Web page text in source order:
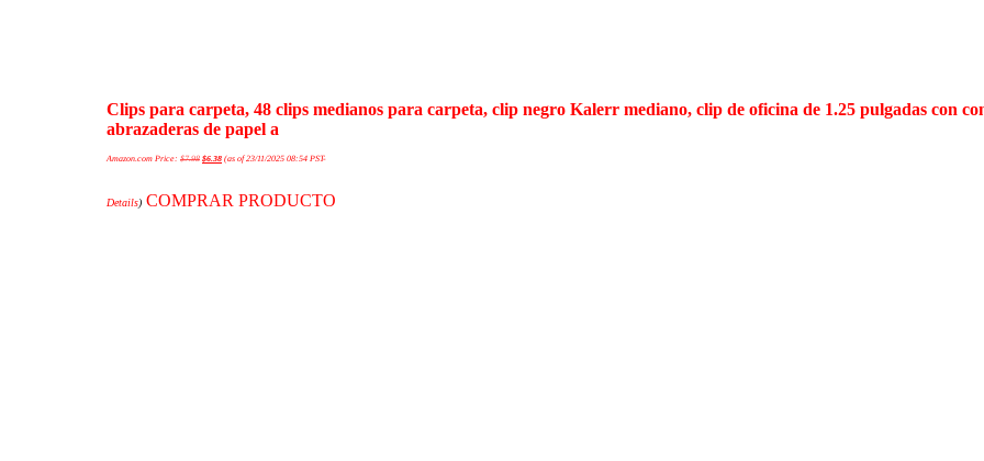
Clips para carpeta, 48 clips medianos para carpeta, clip negro Kalerr mediano, clip de oficina de 1.25 pulgadas con
abrazaderas de papel a
Amazon.com Price: $7.98 $6.38 (as of 23/11/2025 08:54 PST-
Details) COMPRAR PRODUCTO